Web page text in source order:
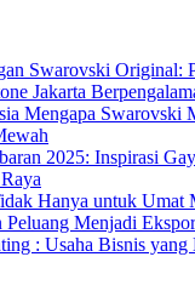
Swarovski Original:
Jakarta
Mengapa Swarovski
2025: Inspirasi
Hanya untuk Umat
Peluang Menjadi
: Usaha Bisnis yang